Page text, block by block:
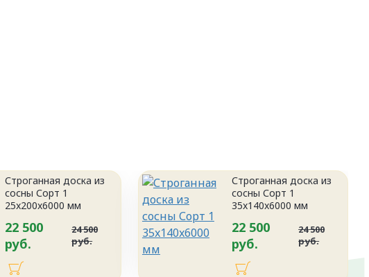
Строганная доска из
сосны Сорт 1
25x200x6000 мм
22 500
руб.
24 500
руб.
Строганная доска из
сосны Сорт 1
35x140x6000 мм
22 500
руб.
24 500
руб.